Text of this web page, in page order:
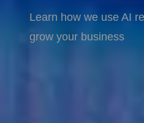
Learn how we use AI
grow your business